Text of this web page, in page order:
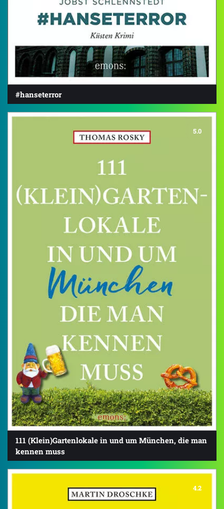
#hanseterror
5.0
111 (Klein)Gartenlokale in und um München, die man
kennen muss
4.2